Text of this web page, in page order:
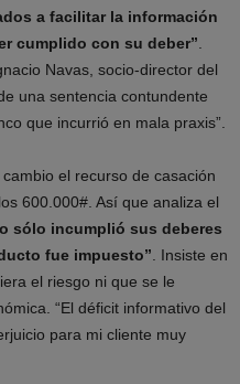
a facilitar la información
cumplido con su deber”
Navas, socio-director del
una sentencia contundente
que incurrió en mala praxis”.
el recurso de casación
600.000#. Así que analiza el
sólo incumplió sus deberes
fue impuesto” . Insiste en
el riesgo ni que se le
“El déficit informativo del
para mi cliente muy